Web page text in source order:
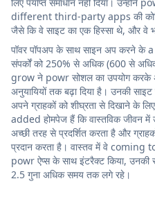
different third-party apps की
जैसे कि वे साइट का एक हिस्सा थे, और वे
पॉवर पॉपअप के साथ साइन अप करने
संपर्कों को 250% से अधिक (600 से
grow ने powr सोशल का उपयोग करके
अनुयायियों तक बढ़ा दिया है। उनकी
अपने ग्राहकों को शीघ्रता से दिखाने के
added होमपेज हैं कि वास्तविक जीवन में
अच्छी तरह से प्रदर्शित करता है और
प्रदान करता है। वास्तव में वे coming to
powr ऐप्स के साथ इंटरैक्ट किया, उनकी
2.5 गुना अधिक समय तक लगे रहे।